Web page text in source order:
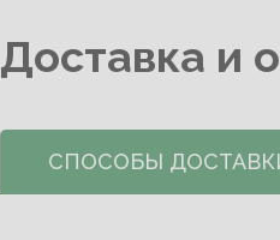
Доставка и
СПОСОБЫ